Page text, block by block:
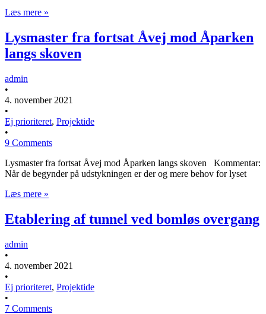
Læs mere »
Lysmaster fra fortsat Åvej mod Åparken
langs skoven
admin
•
4. november 2021
•
Ej prioriteret, Projektide
•
9 Comments
Lysmaster fra fortsat Åvej mod Åparken langs skoven Kommentar:
Når de begynder på udstykningen er der og mere behov for lyset
Læs mere »
Etablering af tunnel ved bomløs overgang
admin
•
4. november 2021
•
Ej prioriteret, Projektide
•
7 Comments